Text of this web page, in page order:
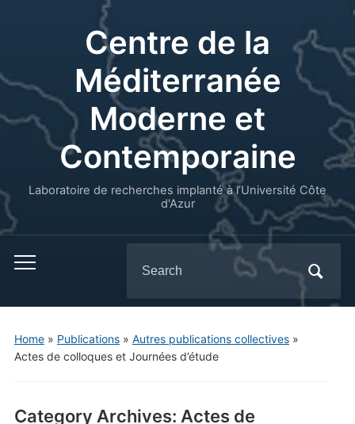
Centre de la
Méditerranée
Moderne et
Contemporaine
Laboratoire de recherches implanté à l’Université Côte
d'Azur
for:
Home» Publications» Autres publications collectives»
Actes de colloques et Journées d’étude
Category Archives: Actes de